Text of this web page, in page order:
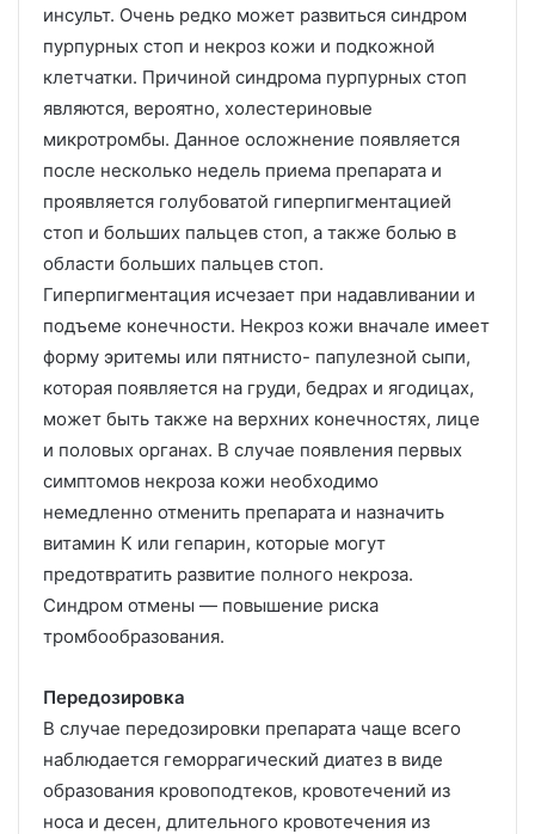
инсульт. Очень редко может развиться синдром
пурпурных стоп и некроз кожи и подкожной
клетчатки. Причиной синдрома пурпурных стоп
являются, вероятно, холестериновые
микротромбы. Данное осложнение появляется
после несколько недель приема препарата и
проявляется голубоватой гиперпигментацией
стоп и больших пальцев стоп, а также болью в
области больших пальцев стоп.
Гиперпигментация исчезает при надавливании и
подъеме конечности. Некроз кожи вначале имеет
форму эритемы или пятнисто- папулезной сыпи,
которая появляется на груди, бедрах и ягодицах,
может быть также на верхних конечностях, лице
и половых органах. В случае появления первых
симптомов некроза кожи необходимо
немедленно отменить препарата и назначить
витамин К или гепарин, которые могут
предотвратить развитие полного некроза.
Синдром отмены — повышение риска
тромбообразования.
Передозировка
В случае передозировки препарата чаще всего
наблюдается геморрагический диатез в виде
образования кровоподтеков, кровотечений из
носа и десен, длительного кровотечения из